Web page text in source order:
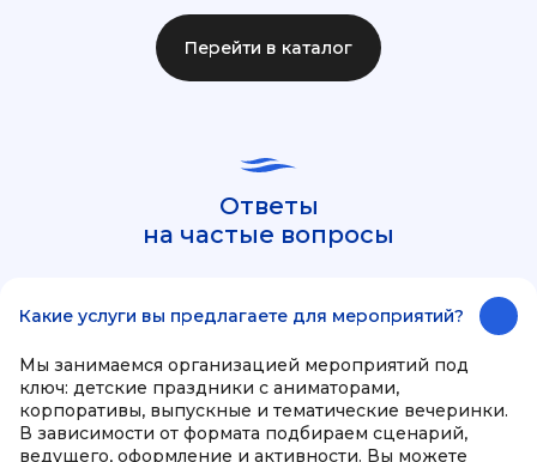
Перейти в каталог
Ответы
на частые вопросы
Какие услуги вы предлагаете для мероприятий?
Мы занимаемся организацией мероприятий под
ключ: детские праздники с аниматорами,
корпоративы, выпускные и тематические вечеринки.
В зависимости от формата подбираем сценарий,
ведущего, оформление и активности. Вы можете